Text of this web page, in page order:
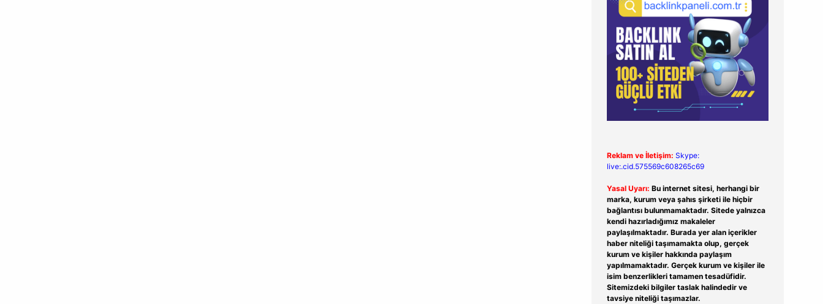
Reklam ve İletişim: Skype:
live:.cid.575569c608265c69
Yasal Uyarı: Bu internet sitesi, herhangi bir
marka, kurum veya şahıs şirketi ile hiçbir
bağlantısı bulunmamaktadır. Sitede yalnızca
kendi hazırladığımız makaleler
paylaşılmaktadır. Burada yer alan içerikler
haber niteliği taşımamakta olup, gerçek
kurum ve kişiler hakkında paylaşım
yapılmamaktadır. Gerçek kurum ve kişiler ile
isim benzerlikleri tamamen tesadüfidir.
Sitemizdeki bilgiler taslak halindedir ve
tavsiye niteliği taşımazlar.